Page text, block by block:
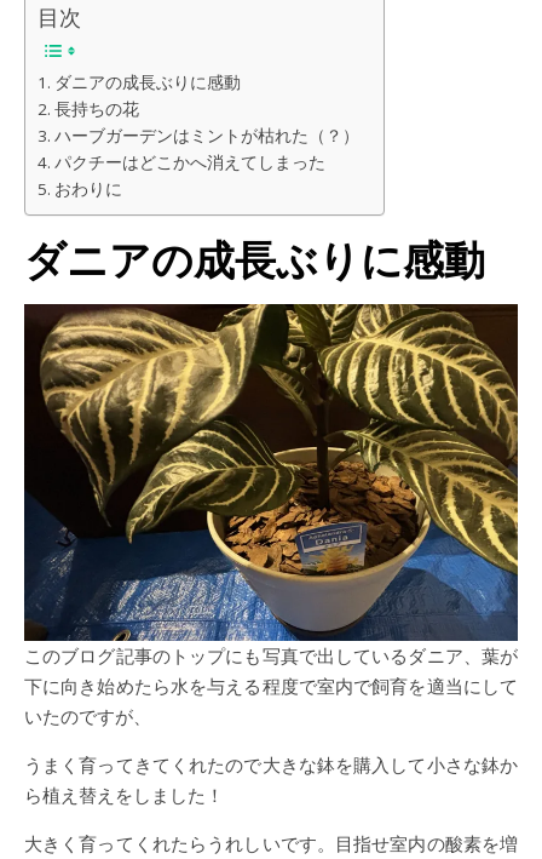
目次
ダニアの成長ぶりに感動
長持ちの花
ハーブガーデンはミントが枯れた（？）
パクチーはどこかへ消えてしまった
おわりに
ダニアの成長ぶりに感動
このブログ記事のトップにも写真で出しているダニア、葉が
下に向き始めたら水を与える程度で室内で飼育を適当にして
いたのですが、
うまく育ってきてくれたので大きな鉢を購入して小さな鉢か
ら植え替えをしました！
大きく育ってくれたらうれしいです。目指せ室内の酸素を増